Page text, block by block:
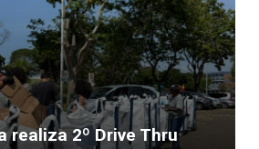
realiza 2º Drive Thru